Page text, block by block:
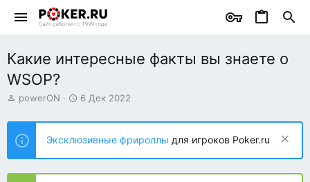
Какие интересные факты вы знаете о
WSOP?
А
т
о
р
т
е
powerON
Д
т
н
а
ч
6 Дек 2022
Эксклюзивные фрироллы для игроков Poker.ru